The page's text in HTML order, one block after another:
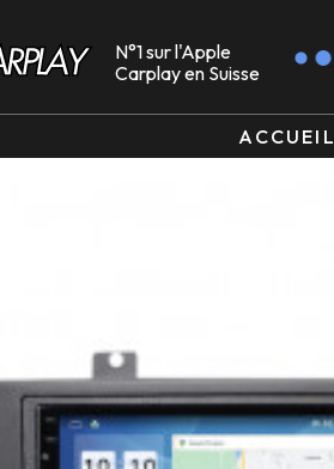
N°1 sur l'Apple
Carplay en Suisse
ACCUEIL